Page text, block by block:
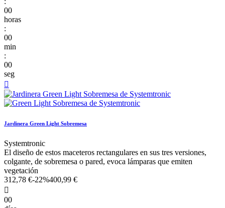
00
horas
:
00
min
:
00
seg

Jardinera Green Light Sobremesa
Systemtronic
El diseño de estos maceteros rectangulares en sus tres versiones,
colgante, de sobremesa o pared, evoca lámparas que emiten
vegetación
312,78 €-22%400,99 €

00